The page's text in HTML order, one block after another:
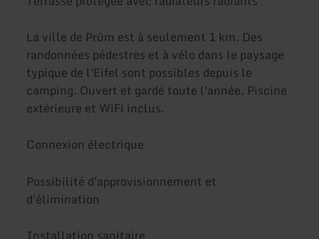
La ville de Prüm est à seulement 1 km. Des
randonnées pédestres et à vélo dans le paysage
typique de l'Eifel sont possibles depuis le
camping. Ouvert et gardé toute l'année. Piscine
extérieure et WiFi inclus.
Connexion électrique
Possibilité d'approvisionnement et
d'élimination